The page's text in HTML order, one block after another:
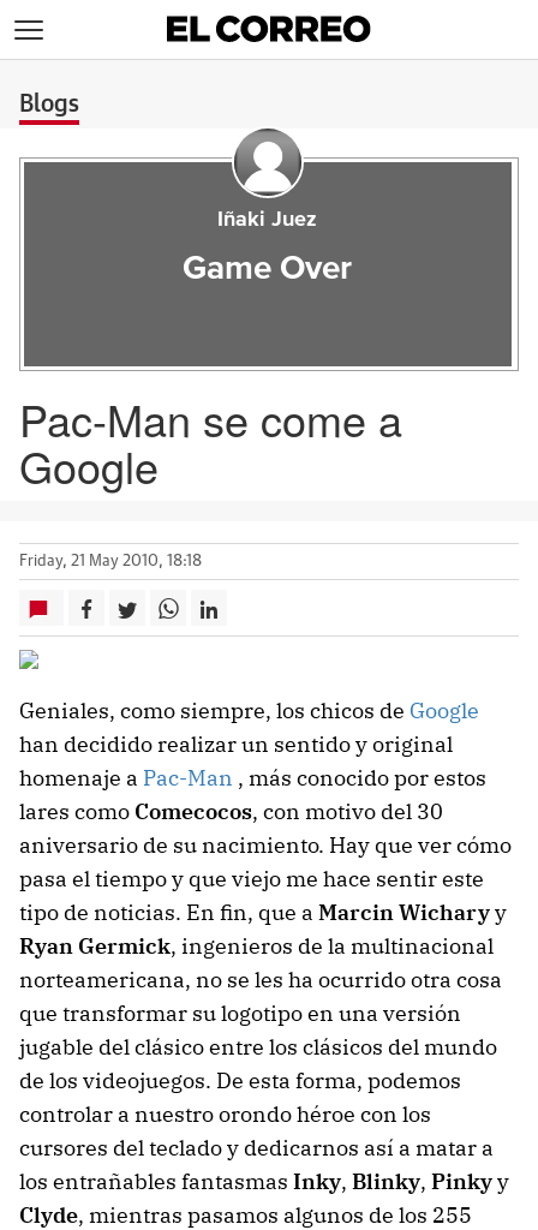
Blogs
Iñaki Juez
Game Over
Pac-Man se come a
Google
Friday, 21 May 2010, 18:18
Geniales, como siempre, los chicos de Google
han decidido realizar un sentido y original
homenaje a Pac-Man , más conocido por estos
lares como Comecocos, con motivo del 30
aniversario de su nacimiento. Hay que ver cómo
pasa el tiempo y que viejo me hace sentir este
tipo de noticias. En fin, que a Marcin Wicharyy
Ryan Germick, ingenieros de la multinacional
norteamericana, no se les ha ocurrido otra cosa
que transformar su logotipo en una versión
jugable del clásico entre los clásicos del mundo
de los videojuegos. De esta forma, podemos
controlar a nuestro orondo héroe con los
cursores del teclado y dedicarnos así a matar a
los entrañables fantasmas Inky, Blinky, Pinkyy
Clyde, mientras pasamos algunos de los 255